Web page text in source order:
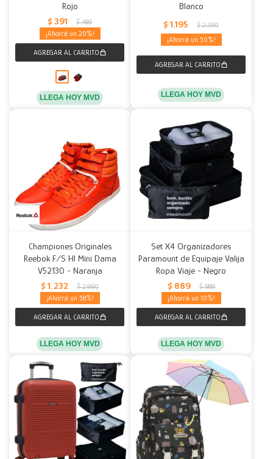
Rojo
$ 391 $ 489
20
LLEGA HOY MVD
Blanco
$ 1.195 $ 2.390
50
LLEGA HOY MVD
Championes Originales
Reebok F/S HI Mini Dama
V52130 - Naranja
$ 1.232 $ 2.990
58
LLEGA HOY MVD
Set X4 Organizadores
Paramount de Equipaje Valija
Ropa Viaje - Negro
$ 889 $ 989
10
LLEGA HOY MVD